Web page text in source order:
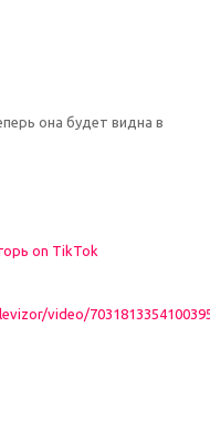
она будет видна в
on TikTok
video/